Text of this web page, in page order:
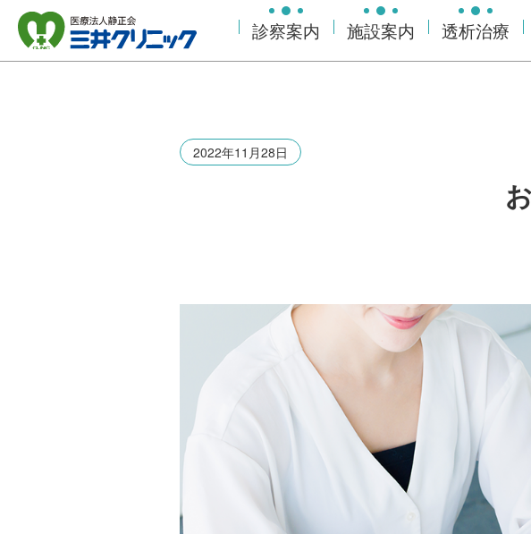
診察案内 施設案内 透析治療
2022年11月28日